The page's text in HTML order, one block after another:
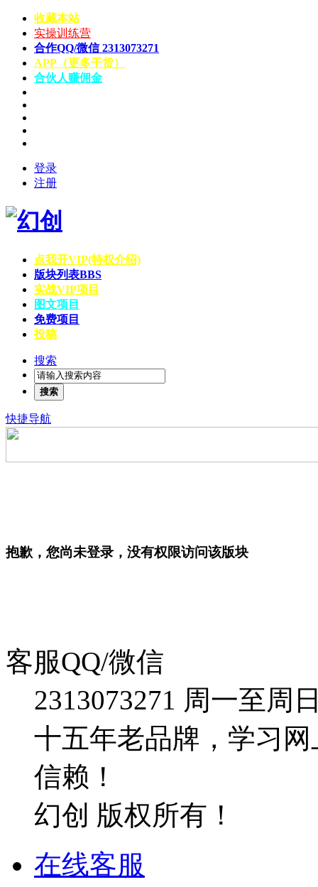
收藏本站
实操训练营
合作QQ/微信 2313073271
APP（更多干货）
合伙人赚佣金
登录
注册
点我开VIP(特权介绍)
版块列表BBS
实战VIP项目
图文项目
免费项目
投稿
搜索
搜索
快捷导航
抱歉，您尚未登录，没有权限访问该版块
客服QQ/微信
2313073271 周一至周
十五年老品牌，学习
信赖！
幻创 版权所有！
在线客服